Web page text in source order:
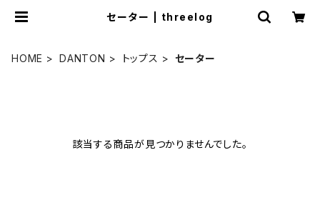
セーター | threelog
HOME DANTON トップス セーター
該当する商品が見つかりませんでした。